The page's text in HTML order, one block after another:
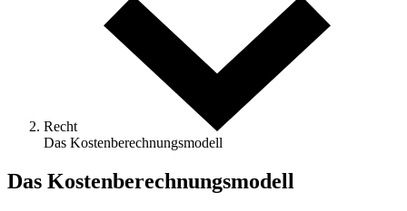
Recht
Das Kostenberechnungsmodell
Das Kostenberechnungsmodell